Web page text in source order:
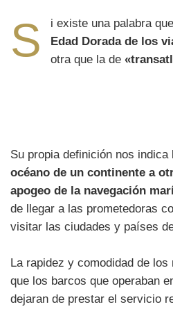
S
i existe una palabra
Edad Dorada de los
otra que la de
Su propia definición nos indica
océano de un continente a
apogeo de la navegación
de llegar a las prometedoras
visitar las ciudades y países
La rapidez y comodidad de
que los barcos que operaban
dejaran de prestar el servicio